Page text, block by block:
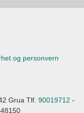
og personvern
Grua Tlf. 90019712 -